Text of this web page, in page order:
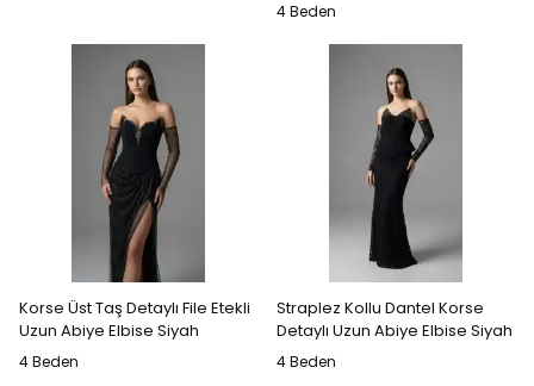
4 Beden
Korse Üst Taş Detaylı File Etekli
Uzun Abiye Elbise Siyah
4 Beden
Straplez Kollu Dantel Korse
Detaylı Uzun Abiye Elbise Siyah
4 Beden